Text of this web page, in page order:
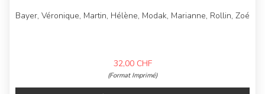
Bayer, Véronique, Martin, Hélène, Modak, Marianne, Rollin, Zoé
32,00 CHF
(Format Imprimé)